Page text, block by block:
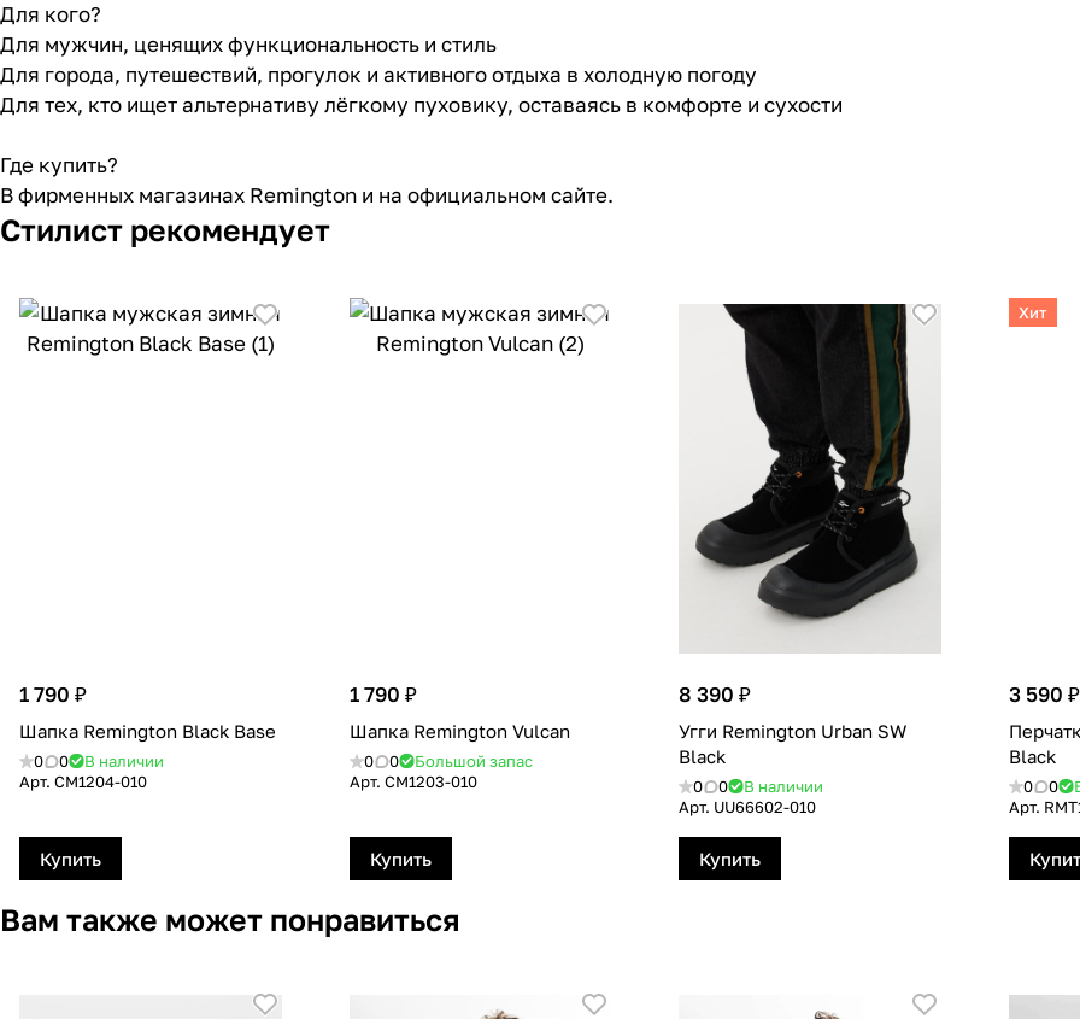
Для кого?
Для мужчин, ценящих функциональность и стиль
Для города, путешествий, прогулок и активного отдыха в холодную погоду
Для тех, кто ищет альтернативу лёгкому пуховику, оставаясь в комфорте и сухости
Где купить?
В фирменных магазинах Remington и на официальном сайте.
Стилист рекомендует
1 790 ₽
Шапка Remington Black Base
0 0
В наличии
Арт. CM1204-010
Купить
1 790 ₽
Шапка Remington Vulcan
0 0
Большой запас
Арт. CM1203-010
Купить
8 390 ₽
Угги Remington Urban SW
Black
0 0
В наличии
Арт. UU66602-010
Купить
Хит
3 590 ₽
Black
0 0
Арт.
Вам также может понравиться